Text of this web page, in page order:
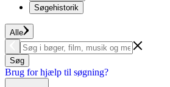
Søgehistorik
Alle
Søg
Brug for hjælp til søgning?